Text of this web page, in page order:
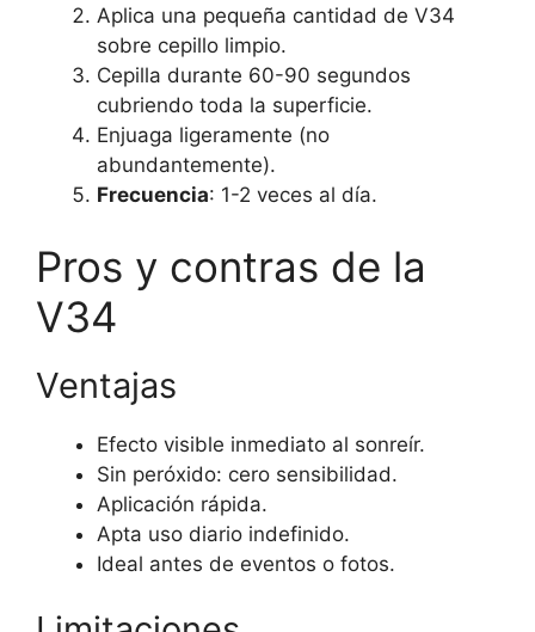
Aplica una pequeña cantidad de V34
sobre cepillo limpio.
Cepilla durante 60-90 segundos
cubriendo toda la superficie.
Enjuaga ligeramente (no
abundantemente).
Frecuencia: 1-2 veces al día.
Pros y contras de la
V34
Ventajas
Efecto visible inmediato al sonreír.
Sin peróxido: cero sensibilidad.
Aplicación rápida.
Apta uso diario indefinido.
Ideal antes de eventos o fotos.